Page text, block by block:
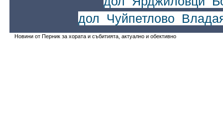
дол
Чуйпетлово
Новини от Перник за хората и събитията, актуално и обективно